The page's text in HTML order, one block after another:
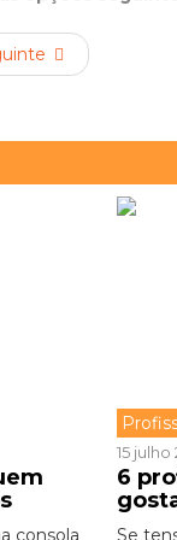
consola
15 julho
6
Se